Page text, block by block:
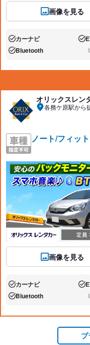
画像を見る
あり:カーナビ あ
あり:Bluetooth な
オリックスレン
各務ケ原駅から
ノート/フィッ
画像を見る
あり:カーナビ あ
あり:Bluetooth な